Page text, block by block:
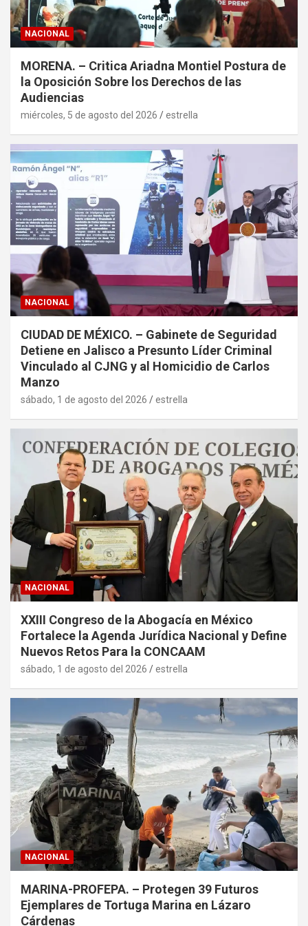
NACIONAL
MORENA. – Critica Ariadna Montiel Postura de
la Oposición Sobre los Derechos de las
Audiencias
miércoles, 5 de agosto del 2026 estrella
NACIONAL
CIUDAD DE MÉXICO. – Gabinete de Seguridad
Detiene en Jalisco a Presunto Líder Criminal
Vinculado al CJNG y al Homicidio de Carlos
Manzo
sábado, 1 de agosto del 2026 estrella
NACIONAL
XXIII Congreso de la Abogacía en México
Fortalece la Agenda Jurídica Nacional y Define
Nuevos Retos Para la CONCAAM
sábado, 1 de agosto del 2026 estrella
NACIONAL
MARINA-PROFEPA. – Protegen 39 Futuros
Ejemplares de Tortuga Marina en Lázaro
Cárdenas